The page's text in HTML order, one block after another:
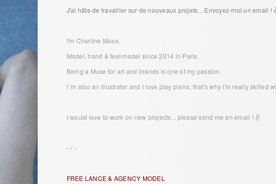
J'ai hâte de travailler sur de nouveaux projets... Envoyez-moi un email !
I'm Charline Muse,
Model, hand & feet model since 2014 in Paris.
Being a Muse for art and brands is one of my passion,
I 'm also an illustrator and I love play piano, that's why I'm really skilled
I would love to work on new projects... please send me an email ! ✌️
- - -
FREE LANCE & AGENCY MODEL